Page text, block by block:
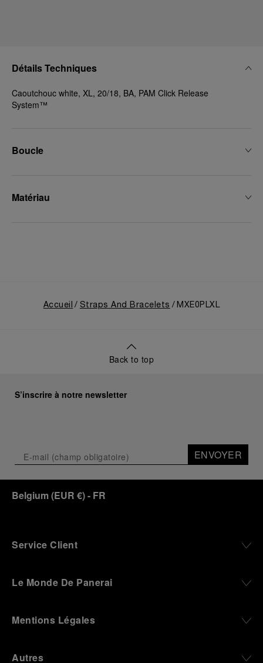
Détails Techniques
Caoutchouc white, XL, 20/18, BA, PAM Click Release
System™
Boucle
Matériau
Accueil Straps And Bracelets MXE0PLXL
Back to top
S’inscrire à notre newsletter
ENVOYER
Belgium (EUR €)- FR
Service Client
Le Monde De Panerai
Mentions Légales
Autres